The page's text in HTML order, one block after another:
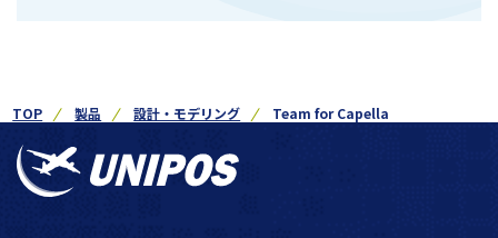
TOP 製品 設計・モデリング Team for Capella